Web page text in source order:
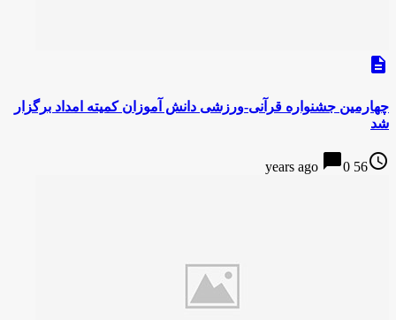
description
چهارمین جشنواره قرآنی-ورزشی دانش آموزان کمیته امداد برگزار
شد
access_time
56 years ago
chat_bubble0